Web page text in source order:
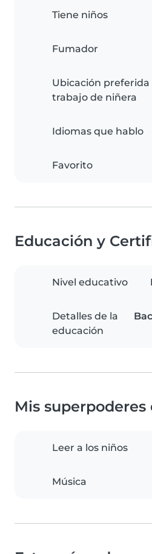
Tiene niños
Fumador
Ubicación preferida
trabajo de niñera
Idiomas que hablo
Favorito
Educación y
Nivel educativo
Detalles de la
educación
Mis superpoderes
Leer a los niños
Música